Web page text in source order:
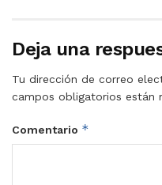
Deja una
Tu dirección de correo
campos obligatorios están
Comentario *